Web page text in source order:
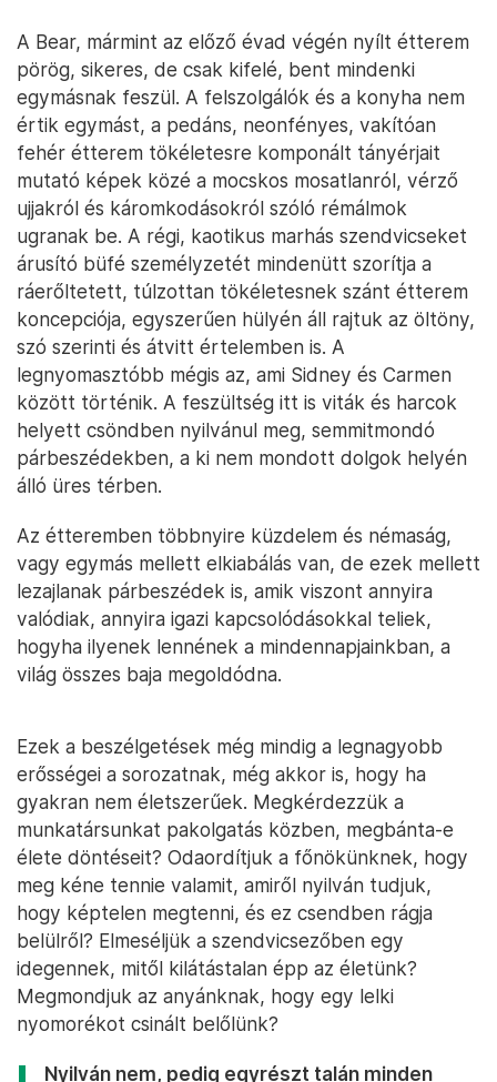
A Bear, mármint az előző évad végén nyílt étterem
pörög, sikeres, de csak kifelé, bent mindenki
egymásnak feszül. A felszolgálók és a konyha nem
értik egymást, a pedáns, neonfényes, vakítóan
fehér étterem tökéletesre komponált tányérjait
mutató képek közé a mocskos mosatlanról, vérző
ujjakról és káromkodásokról szóló rémálmok
ugranak be. A régi, kaotikus marhás szendvicseket
árusító büfé személyzetét mindenütt szorítja a
ráerőltetett, túlzottan tökéletesnek szánt étterem
koncepciója, egyszerűen hülyén áll rajtuk az öltöny,
szó szerinti és átvitt értelemben is. A
legnyomasztóbb mégis az, ami Sidney és Carmen
között történik. A feszültség itt is viták és harcok
helyett csöndben nyilvánul meg, semmitmondó
párbeszédekben, a ki nem mondott dolgok helyén
álló üres térben.
Az étteremben többnyire küzdelem és némaság,
vagy egymás mellett elkiabálás van, de ezek mellett
lezajlanak párbeszédek is, amik viszont annyira
valódiak, annyira igazi kapcsolódásokkal teliek,
hogyha ilyenek lennének a mindennapjainkban, a
világ összes baja megoldódna.
Ezek a beszélgetések még mindig a legnagyobb
erősségei a sorozatnak, még akkor is, hogy ha
gyakran nem életszerűek. Megkérdezzük a
munkatársunkat pakolgatás közben, megbánta-e
élete döntéseit? Odaordítjuk a főnökünknek, hogy
meg kéne tennie valamit, amiről nyilván tudjuk,
hogy képtelen megtenni, és ez csendben rágja
belülről? Elmeséljük a szendvicsezőben egy
idegennek, mitől kilátástalan épp az életünk?
Megmondjuk az anyánknak, hogy egy lelki
nyomorékot csinált belőlünk?
Nyilván nem, pedig egyrészt talán minden